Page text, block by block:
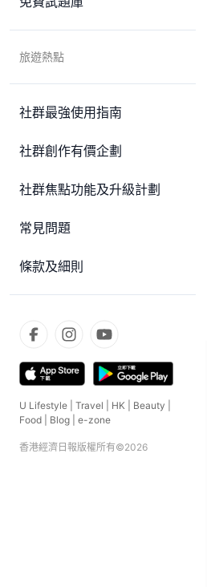
旅遊熱點
社群最強使用指南
社群創作有價企劃
社群焦點功能及升級計劃
常見問題
條款及細則
U Lifestyle Travel HK Beauty
Food
Blog e-zone
香港經濟日報版權所有©2026